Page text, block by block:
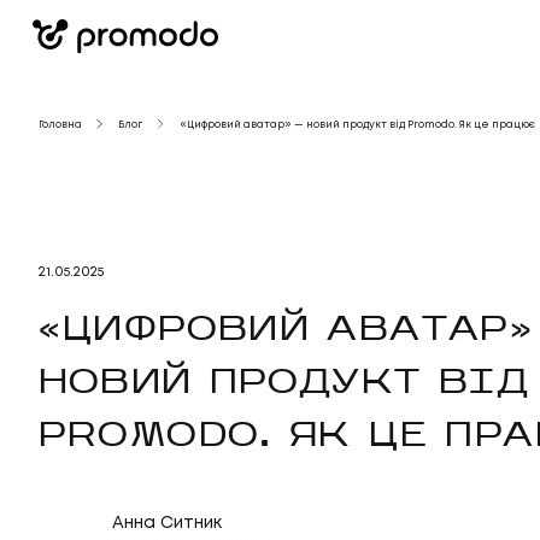
Головна Блог «Цифровий аватар» — новий продукт від Promodo. Як це працює
21 05. 2025
«ЦИФРОВИЙ
НОВИЙ ПРОДУКТ ВІД
PROMODO. ЯК ЦЕ
Анна Ситник